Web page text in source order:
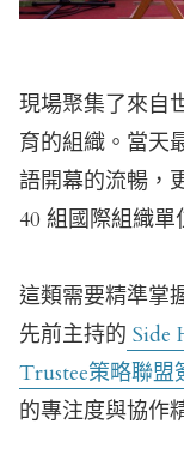
現場聚集了來自
育的組織。當天
語開幕的流暢，
40 組國際組織單
這類需要精準掌
先前主持的 Side
Trustee策略聯
的專注度與協作